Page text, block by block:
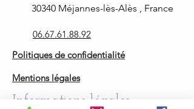
30340 Méjannes-lès-Alès , France
06.67.61.88.92
Politiques de confidentialité
Mentions légales
Informations légales